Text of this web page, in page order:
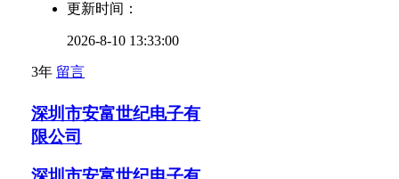
更新时间：
2026-8-10 13:33:00
3年 留言
深圳市安富世纪电子有
限公司